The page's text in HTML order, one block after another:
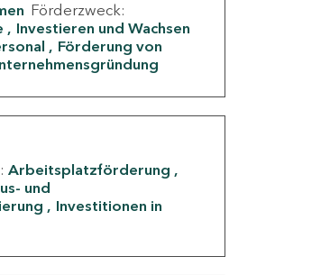
Förderzweck:
Investieren und Wachsen
Förderung von
Arbeitsplatzförderung
und
Investitionen in